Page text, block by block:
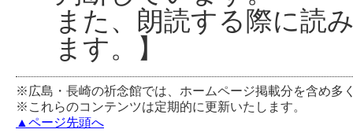
また、朗読する際に読
ます。】
※広島・長崎の祈念館では、ホームページ掲載分を含め多
※これらのコンテンツは定期的に更新いたします。
▲ページ先頭へ